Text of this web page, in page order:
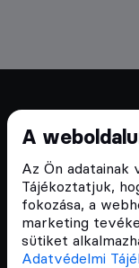
A
Az Ön adatainak
Tájékoztatjuk,
fokozása, a
marketing
sütiket
Adatvédelmi
Szívünkön
népszerűsítését
Cryptofalka
és vállalatok